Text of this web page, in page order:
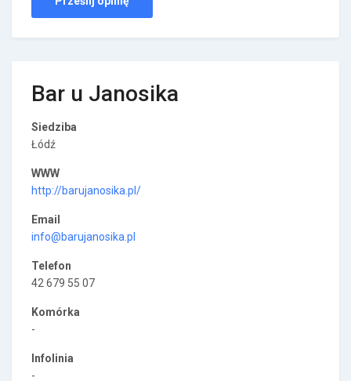
Bar u Janosika
Siedziba
Łódź
WWW
http://barujanosika.pl/
Email
info@barujanosika.pl
Telefon
42 679 55 07
Komórka
-
Infolinia
-